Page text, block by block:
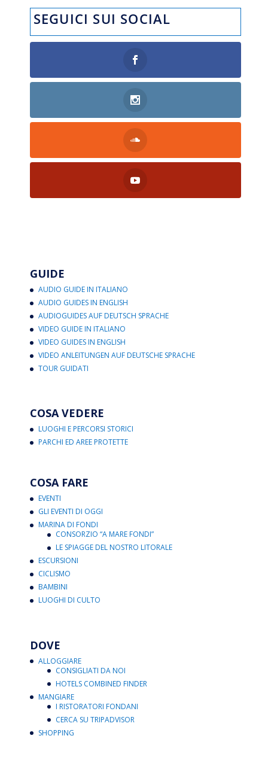
SEGUICI SUI SOCIAL
GUIDE
AUDIO GUIDE IN ITALIANO
AUDIO GUIDES IN ENGLISH
AUDIOGUIDES AUF DEUTSCH SPRACHE
VIDEO GUIDE IN ITALIANO
VIDEO GUIDES IN ENGLISH
VIDEO ANLEITUNGEN AUF DEUTSCHE SPRACHE
TOUR GUIDATI
COSA VEDERE
LUOGHI E PERCORSI STORICI
PARCHI ED AREE PROTETTE
COSA FARE
EVENTI
GLI EVENTI DI OGGI
MARINA DI FONDI
CONSORZIO “A MARE FONDI”
LE SPIAGGE DEL NOSTRO LITORALE
ESCURSIONI
CICLISMO
BAMBINI
LUOGHI DI CULTO
DOVE
ALLOGGIARE
CONSIGLIATI DA NOI
HOTELS COMBINED FINDER
MANGIARE
I RISTORATORI FONDANI
CERCA SU TRIPADVISOR
SHOPPING